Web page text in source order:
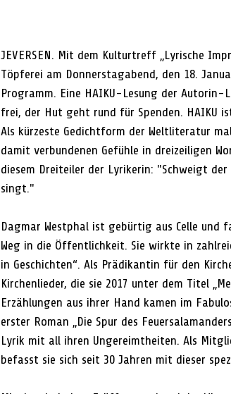
JEVERSEN. Mit dem Kulturtreff „Lyrische
Töpferei am Donnerstagabend, den 18.
Programm. Eine HAIKU-Lesung der
frei, der Hut geht rund für Spenden. HAIKU
Als kürzeste Gedichtform der Weltliteratur
damit verbundenen Gefühle in dreizeiligen
diesem Dreiteiler der Lyrikerin: "Schweigt
singt."
Dagmar Westphal ist gebürtig aus Celle
Weg in die Öffentlichkeit. Sie wirkte in
in Geschichten“. Als Prädikantin für den
Kirchenlieder, die sie 2017 unter dem Titel
Erzählungen aus ihrer Hand kamen im
erster Roman „Die Spur des
Lyrik mit all ihren Ungereimtheiten. Als
befasst sie sich seit 30 Jahren mit dieser